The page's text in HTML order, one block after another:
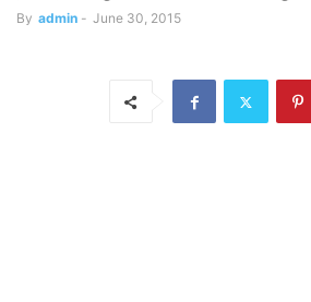
By admin - June 30, 2015